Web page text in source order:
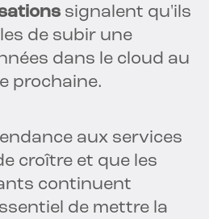
signalent qu'ils
de subir une
dans le cloud au
prochaine.
aux services
croître et que les
continuent
de mettre la